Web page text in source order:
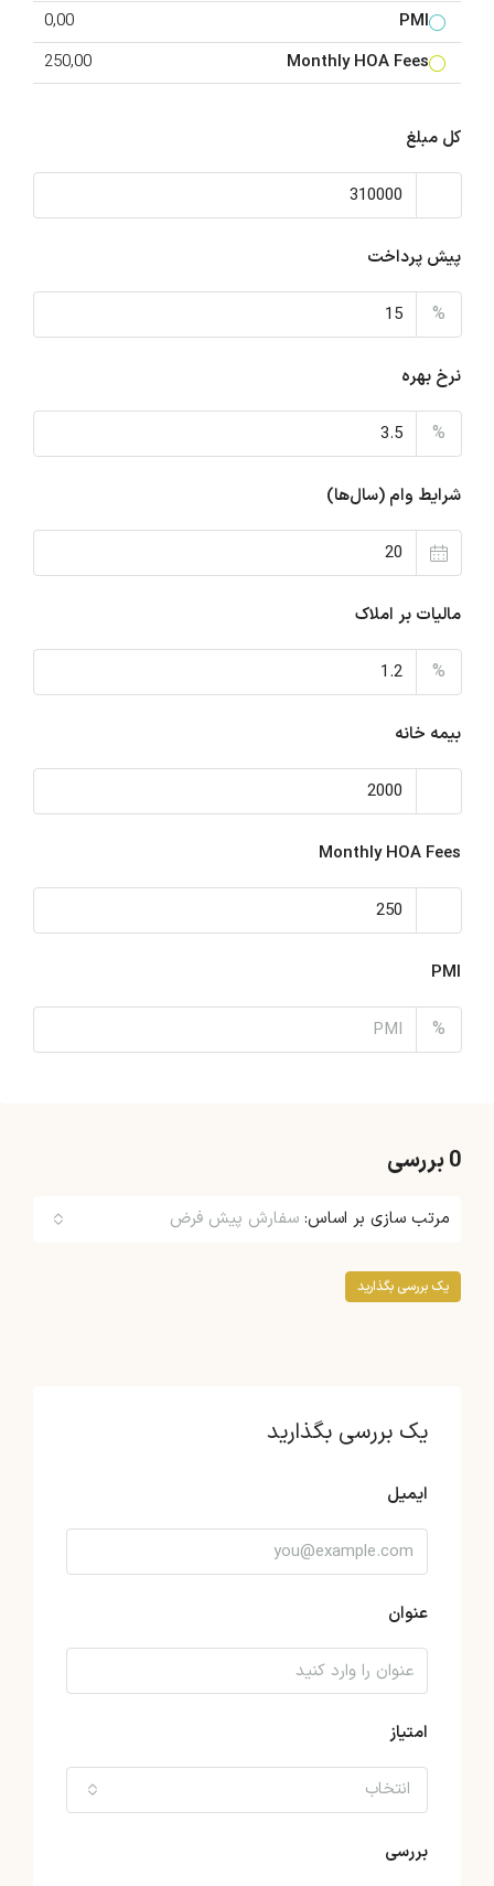
PMI
0,00
Monthly HOA Fees
250,00
کل مبلغ
پیش پرداخت
%
نرخ بهره
%
شرایط وام (سال‌ها)
مالیات بر املاک
%
بیمه خانه
Monthly HOA Fees
PMI
%
0 بررسی
مرتب سازی بر اساس: سفارش پیش فرض
یک بررسی بگذارید
یک بررسی بگذارید
ایمیل
عنوان
امتیاز
انتخاب
بررسی